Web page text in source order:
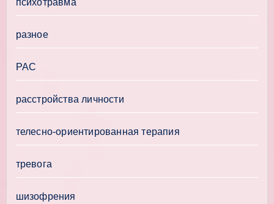
разное
РАС
расстройства личности
телесно-ориентированная терапия
тревога
шизофрения